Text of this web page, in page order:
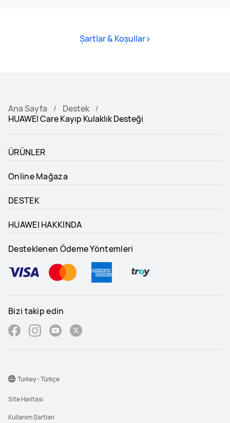
Şartlar & Koşullar>
Ana Sayfa
Destek
HUAWEI Care Kayıp Kulaklık Desteği
ÜRÜNLER
Online Mağaza
DESTEK
HUAWEI HAKKINDA
Desteklenen Ödeme Yöntemleri
Bizi takip edin
Site Haritası
Kullanım Şartları
Turkey - Türkçe